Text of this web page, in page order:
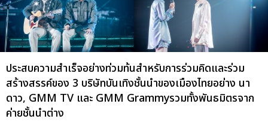
ประสบความสำเร็จอย่างท่วมท้นสำหรับการร่วมคิดและร่วม
สร้างสรรค์ของ 3 บริษัทบันเทิงชั้นนำของเมืองไทยอย่าง นา
ดาว, GMM TV และ GMM Grammyรวมทั้งพันธมิตรจาก
ค่ายชั้นนำต่าง